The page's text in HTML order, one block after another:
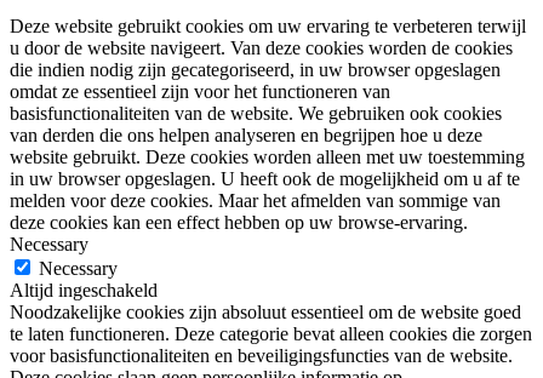
Deze website gebruikt cookies om uw ervaring te verbeteren terwijl
u door de website navigeert. Van deze cookies worden de cookies
die indien nodig zijn gecategoriseerd, in uw browser opgeslagen
omdat ze essentieel zijn voor het functioneren van
basisfunctionaliteiten van de website. We gebruiken ook cookies
van derden die ons helpen analyseren en begrijpen hoe u deze
website gebruikt. Deze cookies worden alleen met uw toestemming
in uw browser opgeslagen. U heeft ook de mogelijkheid om u af te
melden voor deze cookies. Maar het afmelden van sommige van
deze cookies kan een effect hebben op uw browse-ervaring.
Necessary
Necessary
Altijd ingeschakeld
Noodzakelijke cookies zijn absoluut essentieel om de website goed
te laten functioneren. Deze categorie bevat alleen cookies die zorgen
voor basisfunctionaliteiten en beveiligingsfuncties van de website.